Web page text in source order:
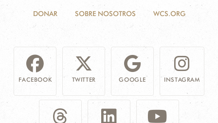
DONAR SOBRE NOSOTROS WCS.ORG
FACEBOOK TWITTER GOOGLE INSTAGRAM